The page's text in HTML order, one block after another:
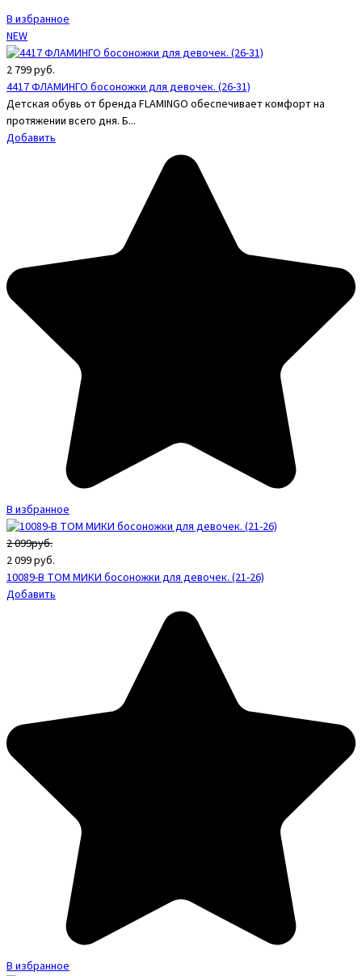
В избранное
NEW
2 799руб.
4417 ФЛАМИНГО босоножки для девочек. (26-31)
Детская обувь от бренда FLAMINGO обеспечивает комфорт на
протяжении всего дня. Б...
Добавить
В избранное
2 099руб.
2 099руб.
10089-В ТОМ МИКИ босоножки для девочек. (21-26)
Добавить
В избранное